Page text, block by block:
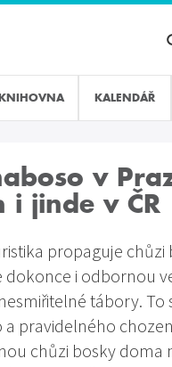
KALENDÁŘ
v
i jinde v ČR
propaguje chůzi
i odbornou
tábory. To
pravidelného
chůzi bosky doma